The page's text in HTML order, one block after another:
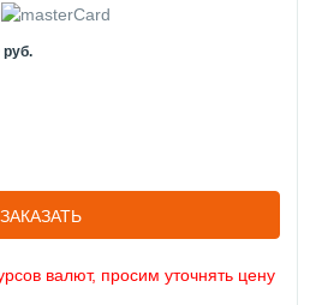
руб.
ЗАКАЗАТЬ
валют, просим уточнять цену